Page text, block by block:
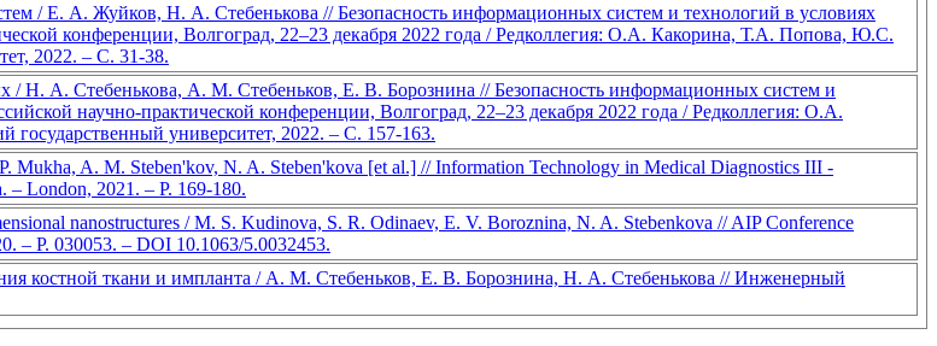
/ Е. А. Жуйков, Н. А. Стебенькова // Безопасность информационных систем и технологий в условиях
конференции, Волгоград, 22–23 декабря 2022 года / Редколлегия: О.А. Какорина, Т.А. Попова, Ю.С.
2022. – С. 31-38.
Н. А. Стебенькова, А. М. Стебеньков, Е. В. Борознина // Безопасность информационных систем и
научно-практической конференции, Волгоград, 22–23 декабря 2022 года / Редколлегия: О.А.
университет, 2022. – С. 157-163.
Mukha, A. M. Steben'kov, N. A. Steben'kova [et al.] // Information Technology in Medical Diagnostics III -
– London, 2021. – P. 169-180.
nanostructures / M. S. Kudinova, S. R. Odinaev, E. V. Boroznina, N. A. Stebenkova // AIP Conference
– P. 030053. – DOI 10.1063/5.0032453.
костной ткани и импланта / А. М. Стебеньков, Е. В. Борознина, Н. А. Стебенькова // Инженерный